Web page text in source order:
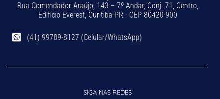
Rua Comendador Araújo, 143 – 7º Andar, Conj. 71, Centro,
Edifício Everest, Curitiba-PR - CEP 80420-900
(41) 99789-8127 (Celular/WhatsApp)
SIGA NAS REDES